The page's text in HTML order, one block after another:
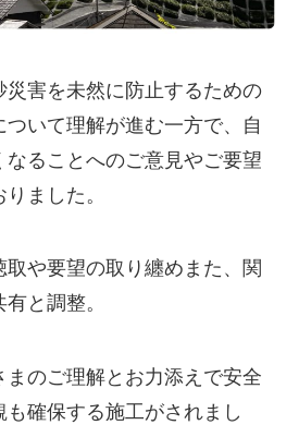
災害を未然に防止するための
いて理解が進む一方で、自
ることへのご意見やご要望
ました。
や要望の取り纏めまた、関
と調整。
まのご理解とお力添えで安全
確保する施工がされまし